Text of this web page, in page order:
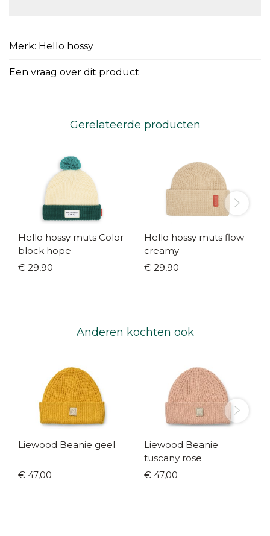
Merk: Hello hossy
Een vraag over dit product
Gerelateerde producten
Hello hossy muts Color
block hope
€ 29,90
Hello hossy muts flow
creamy
€ 29,90
Anderen kochten ook
Liewood Beanie geel
€ 47,00
Liewood Beanie
tuscany rose
€ 47,00